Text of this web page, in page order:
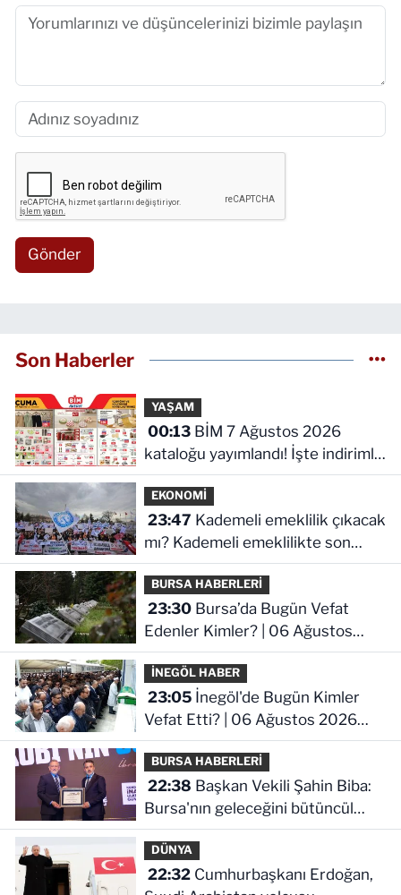
Gönder
Son Haberler
YAŞAM
00:13BİM 7 Ağustos 2026
kataloğu yayımlandı! İşte indirimli
ürünler ve fiyatları
EKONOMİ
23:47
mı? Kademeli emeklilikte son
durum ne!
BURSA HABERLERİ
23:30Bursa’da Bugün Vefat
Edenler Kimler? | 06 Ağustos
2026 Perşembe
İNEGÖL HABER
23:05İnegöl'de Bugün Kimler
Vefat Etti? | 06 Ağustos 2026
Perşembe
BURSA HABERLERİ
22:38
Bursa'nın geleceğini bütüncül
anlayışla planlıyoruz
DÜNYA
22:32Cumhurbaşkanı Erdoğan,